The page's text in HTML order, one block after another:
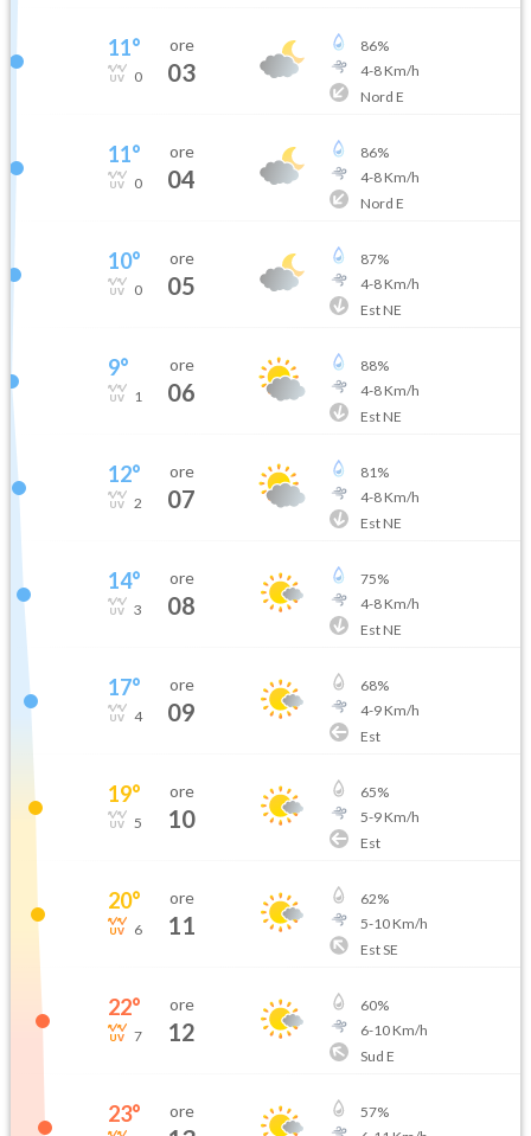
11°
0
ore
03
86%
4-8Km/h
Nord E
11°
0
ore
04
86%
4-8Km/h
Nord E
10°
0
ore
05
87%
4-8Km/h
Est NE
9°
1
ore
06
88%
4-8Km/h
Est NE
12°
2
ore
07
81%
4-8Km/h
Est NE
14°
3
ore
08
75%
4-8Km/h
Est NE
17°
4
ore
09
68%
4-9Km/h
Est
19°
5
ore
10
65%
5-9Km/h
Est
20°
6
ore
11
62%
5-10Km/h
Est SE
22°
7
ore
12
60%
6-10Km/h
Sud E
23° ore 57%